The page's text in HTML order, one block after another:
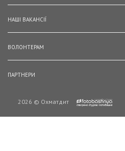
НАШІ ВАКАНСІЇ
ВОЛОНТЕРАМ
ПАРТНЕРИ
2026 © Охматдит